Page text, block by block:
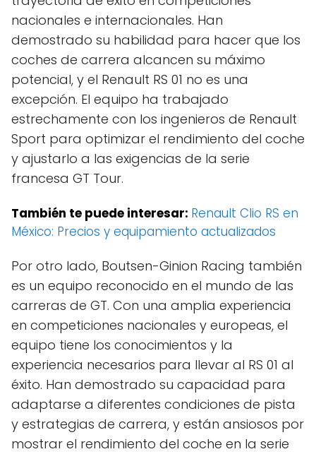
nacionales e internacionales. Han
demostrado su habilidad para hacer que los
coches de carrera alcancen su máximo
potencial, y el Renault RS 01 no es una
excepción. El equipo ha trabajado
estrechamente con los ingenieros de Renault
Sport para optimizar el rendimiento del coche
y ajustarlo a las exigencias de la serie
francesa GT Tour.
También te puede interesar: Renault Clio RS en
México: Precios y equipamiento actualizados
Por otro lado, Boutsen-Ginion Racing también
es un equipo reconocido en el mundo de las
carreras de GT. Con una amplia experiencia
en competiciones nacionales y europeas, el
equipo tiene los conocimientos y la
experiencia necesarios para llevar al RS 01 al
éxito. Han demostrado su capacidad para
adaptarse a diferentes condiciones de pista
y estrategias de carrera, y están ansiosos por
mostrar el rendimiento del coche en la serie